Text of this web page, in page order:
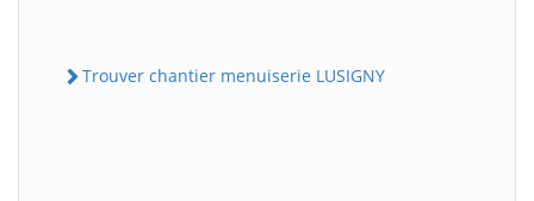
Trouver chantier menuiserie LUSIGNY